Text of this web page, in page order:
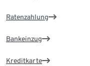
Ratenzahlung
Bankeinzug
Kreditkarte